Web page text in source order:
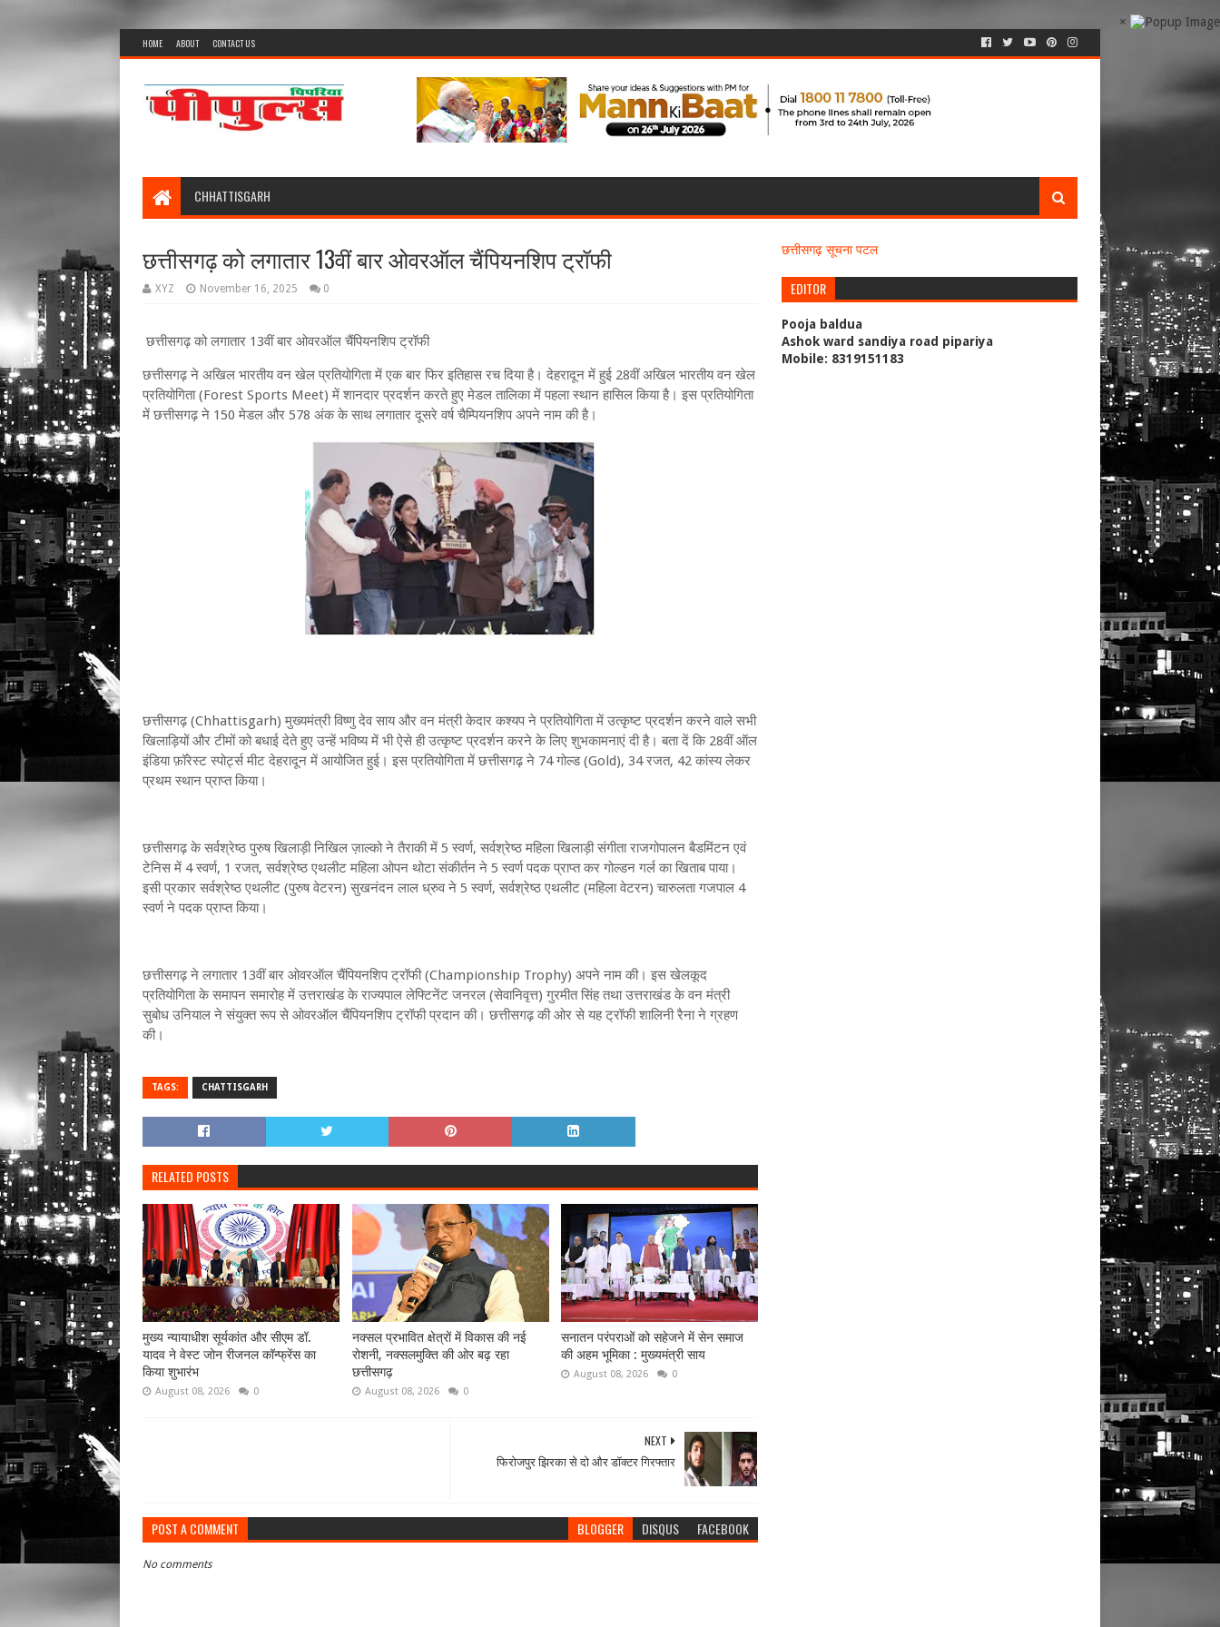
×
HOME ABOUT CONTACT US
CHHATTISGARH
छत्तीसगढ़ को लगातार 13वीं बार ओवरऑल चैंपियनशिप ट्रॉफी
XYZ November 16, 2025 0
छत्तीसगढ़ को लगातार 13वीं बार ओवरऑल चैंपियनशिप ट्रॉफी
छत्तीसगढ़ ने अखिल भारतीय वन खेल प्रतियोगिता में एक बार फिर इतिहास रच दिया है। देहरादून में हुई 28वीं अखिल भारतीय वन खेल
प्रतियोगिता (Forest Sports Meet) में शानदार प्रदर्शन करते हुए मेडल तालिका में पहला स्थान हासिल किया है। इस प्रतियोगिता
में छत्तीसगढ़ ने 150 मेडल और 578 अंक के साथ लगातार दूसरे वर्ष चैम्पियनशिप अपने नाम की है।
छत्तीसगढ़ (Chhattisgarh) मुख्यमंत्री विष्णु देव साय और वन मंत्री केदार कश्यप ने प्रतियोगिता में उत्कृष्ट प्रदर्शन करने वाले सभी
खिलाड़ियों और टीमों को बधाई देते हुए उन्हें भविष्य में भी ऐसे ही उत्कृष्ट प्रदर्शन करने के लिए शुभकामनाएं दी है। बता दें कि 28वीं ऑल
इंडिया फ़ॉरेस्ट स्पोर्ट्स मीट देहरादून में आयोजित हुई। इस प्रतियोगिता में छत्तीसगढ़ ने 74 गोल्ड (Gold), 34 रजत, 42 कांस्य लेकर
प्रथम स्थान प्राप्त किया।
छत्तीसगढ़ के सर्वश्रेष्ठ पुरुष खिलाड़ी निखिल ज़ाल्को ने तैराकी में 5 स्वर्ण, सर्वश्रेष्ठ महिला खिलाड़ी संगीता राजगोपालन बैडमिंटन एवं
टेनिस में 4 स्वर्ण, 1 रजत, सर्वश्रेष्ठ एथलीट महिला ओपन थोटा संकीर्तन ने 5 स्वर्ण पदक प्राप्त कर गोल्डन गर्ल का खिताब पाया।
इसी प्रकार सर्वश्रेष्ठ एथलीट (पुरुष वेटरन) सुखनंदन लाल ध्रुव ने 5 स्वर्ण, सर्वश्रेष्ठ एथलीट (महिला वेटरन) चारुलता गजपाल 4
स्वर्ण ने पदक प्राप्त किया।
छत्तीसगढ़ ने लगातार 13वीं बार ओवरऑल चैंपियनशिप ट्रॉफी (Championship Trophy) अपने नाम की। इस खेलकूद
प्रतियोगिता के समापन समारोह में उत्तराखंड के राज्यपाल लेफ्टिनेंट जनरल (सेवानिवृत्त) गुरमीत सिंह तथा उत्तराखंड के वन मंत्री
सुबोध उनियाल ने संयुक्त रूप से ओवरऑल चैंपियनशिप ट्रॉफी प्रदान की। छत्तीसगढ़ की ओर से यह ट्रॉफी शालिनी रैना ने ग्रहण
की।
TAGS: CHATTISGARH
RELATED POSTS
मुख्य न्यायाधीश सूर्यकांत और सीएम डॉ.
यादव ने वेस्ट जोन रीजनल कॉन्फ्रेंस का
किया शुभारंभ
August 08, 2026 0
नक्सल प्रभावित क्षेत्रों में विकास की नई
रोशनी, नक्सलमुक्ति की ओर बढ़ रहा
छत्तीसगढ़
August 08, 2026 0
सनातन परंपराओं को सहेजने में सेन समाज
की अहम भूमिका : मुख्यमंत्री साय
August 08, 2026 0
NEXT
फिरोजपुर झिरका से दो और डॉक्टर गिरफ्तार
POST A COMMENT BLOGGER DISQUS FACEBOOK
No comments
छत्तीसगढ़ सूचना पटल
EDITOR
Pooja baldua
Ashok ward sandiya road pipariya
Mobile: 8319151183